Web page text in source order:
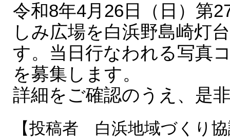
令和8年4月26日（日）第
しみ広場を白浜野島崎灯
す。当日行なわれる写真
を募集します。
詳細をご確認のうえ、是
【投稿者 白浜地域づくり